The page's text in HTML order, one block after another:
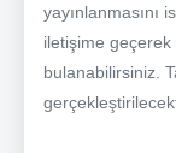
yayınlanmasını
iletişime geçerek
bulanabilirsiniz.